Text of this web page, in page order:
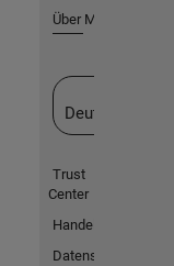
Über MathWorks
Deutschland
Trust
Center
Handelsmarken
Datenschutz-